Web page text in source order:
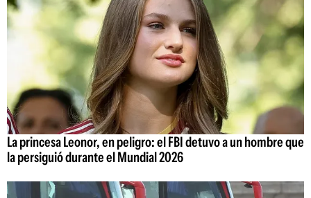
La princesa Leonor, en peligro: el FBI detuvo a un hombre que
la persiguió durante el Mundial 2026